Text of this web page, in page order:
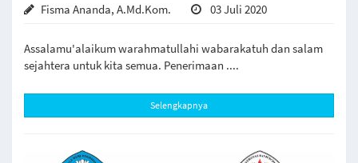
Fisma Ananda, A.Md.Kom. 03 Juli 2020
Assalamu'alaikum warahmatullahi wabarakatuh dan salam
sejahtera untuk kita semua. Penerimaan ....
Selengkapnya